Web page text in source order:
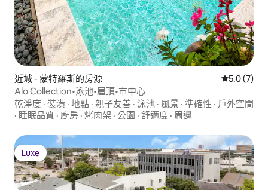
近城 - 蒙特羅斯的房源 從 7 則評
5.0 (7)
Alo Collection•泳池•屋頂•市中心
乾淨度 · 裝潢 · 地點 · 親子友善 · 泳池 · 風景 · 準確性 · 戶外空間
· 睡眠品質 · 廚房 · 烤肉架 · 公園 · 舒適度 · 周邊
Luxe
Luxe